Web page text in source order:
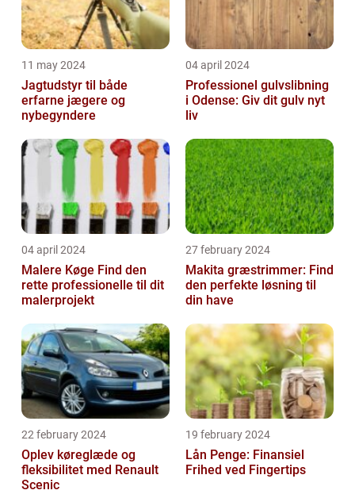
11 may 2024
Jagtudstyr til både
erfarne jægere og
nybegyndere
04 april 2024
Professionel gulvslibning
i Odense: Giv dit gulv nyt
liv
04 april 2024
Malere Køge Find den
rette professionelle til dit
malerprojekt
27 february 2024
Makita græstrimmer: Find
den perfekte løsning til
din have
22 february 2024
Oplev køreglæde og
fleksibilitet med Renault
Scenic
19 february 2024
Lån Penge: Finansiel
Frihed ved Fingertips